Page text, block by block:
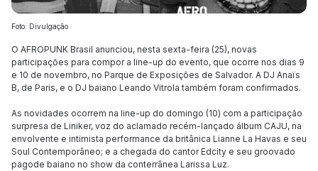
Foto: Divulgação
O AFROPUNK Brasil anunciou, nesta sexta-feira (25), novas
participações para compor a line-up do evento, que ocorre nos dias 9
e 10 de novembro, no Parque de Exposições de Salvador. A DJ Anaïs
B, de Paris, e o DJ baiano Leando Vitrola também foram confirmados.
As novidades ocorrem na line-up do domingo (10) com a participação
surpresa de Liniker, voz do aclamado recém-lançado álbum CAJU, na
envolvente e intimista performance da britânica Lianne La Havas e seu
Soul Contemporâneo; e a chegada do cantor Edcity e seu groovado
pagode baiano no show da conterrânea Larissa Luz.